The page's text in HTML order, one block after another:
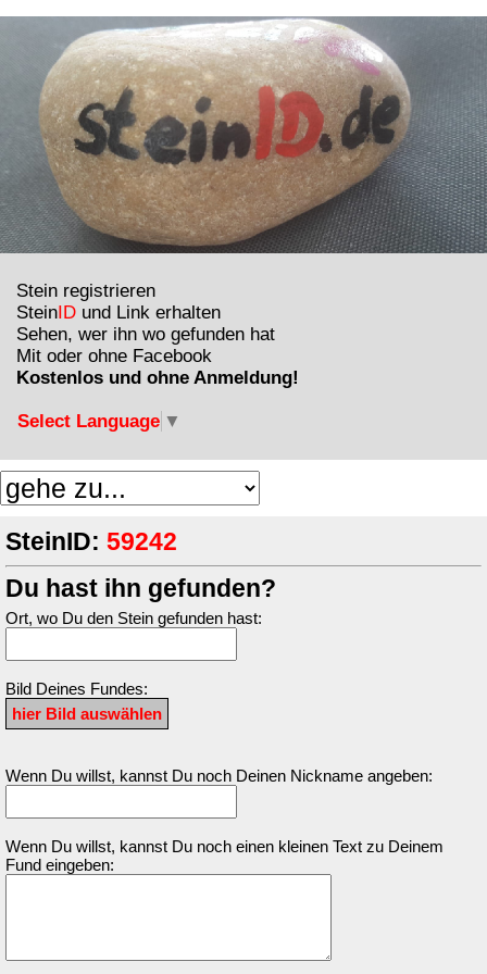
Stein registrieren
Stein ID und Link erhalten
Sehen, wer ihn wo gefunden hat
Mit oder ohne Facebook
Kostenlos und ohne Anmeldung!
Select Language ▼
SteinID: 59242
Du hast ihn gefunden?
Ort, wo Du den Stein gefunden hast:
Bild Deines Fundes:
Wenn Du willst, kannst Du noch Deinen Nickname angeben:
Wenn Du willst, kannst Du noch einen kleinen Text zu Deinem
Fund eingeben: